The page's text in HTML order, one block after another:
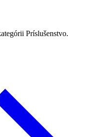
Príslušenstvo.